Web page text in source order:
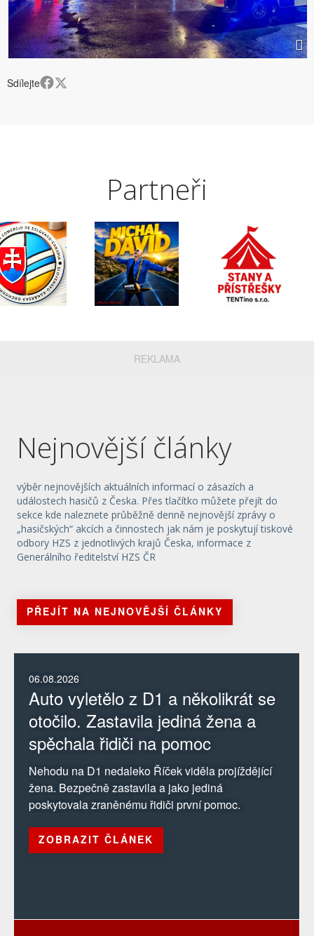
Sdílejte
Partneři
REKLAMA
Nejnovější články
výběr nejnovějších aktuálních informací o zásazích a
událostech hasičů z Česka. Přes tlačítko můžete přejít do
sekce kde naleznete průběžně denně nejnovější zprávy o
„hasičských“ akcích a činnostech jak nám je poskytují tiskové
odbory HZS z jednotlivých krajů Česka, informace z
Generálního ředitelství HZS ČR
PŘEJÍT NA NEJNOVĚJŠÍ ČLÁNKY
06.08.2026
Auto vyletělo z D1 a několikrát se
otočilo. Zastavila jediná žena a
spěchala řidiči na pomoc
Nehodu na D1 nedaleko Říček viděla projíždějící
žena. Bezpečně zastavila a jako jediná
poskytovala zraněnému řidiči první pomoc.
ZOBRAZIT ČLÁNEK